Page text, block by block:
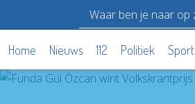
Home Nieuws 112 Politiek Sport